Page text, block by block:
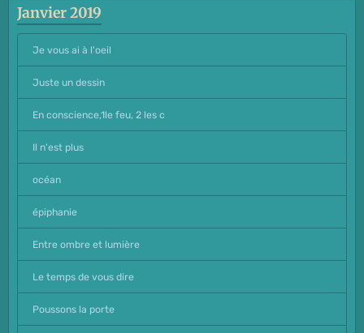
Janvier 2019
Je vous ai à l'oeil
Juste un dessin
En conscience,1le feu, 2 les c
Il n'est plus
océan
épiphanie
Entre ombre et lumière
Le temps de vous dire
Poussons la porte